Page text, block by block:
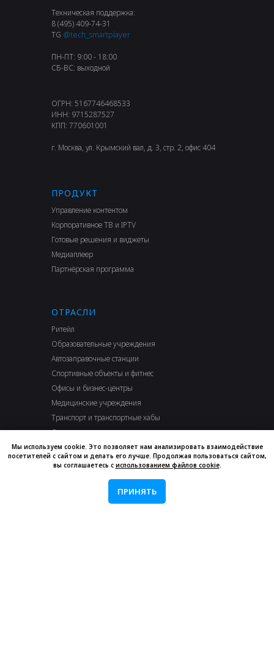
ОГРН: 5167746468533
ИНН: 9715287527
КПП: 770601001
г. Москва, ул. Крымский вал, д. 3, стр. 2, офис 404
Техническая поддержка:
8 (495) 409-74-31
TG @tech_smartplayer
ПН-ПТ: 9:00 - 18:00
СБ-ВС: выходной
ПРОДУКТ
Управление контентом
Корпоративное ТВ и IPTV
Готовые решения и виджеты
Медиаплеер
Партнёрская программа
ОТРАСЛИ
Ритейл
Образовательные учреждения
Автозаправочные станции
Спортивные объекты и фитнес
Офисы и бизнес-центры
Медицинские учреждения
Транспорт и транспортные хабы
Отели и гостиницы
Торговые центры
Кафе, бары и рестораны
Мы используем cookie. Это позволяет нам анализировать взаимодействие
посетителей с сайтом и делать его лучше. Продолжая пользоваться сайтом,
вы соглашаетесь с использованием файлов cookie.
ПРИНЯТЬ